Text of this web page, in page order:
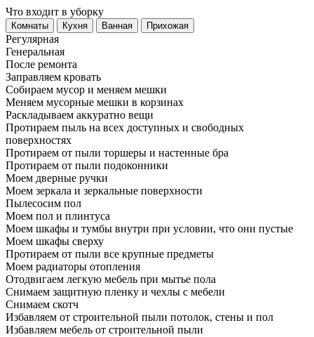
Что входит в уборку
Регу­лярная
Гене­ральная
После ремонта
Заправляем кровать
Собираем мусор и меняем мешки
Меняем мусорные мешки в корзинах
Раскладываем аккуратно вещи
Протираем пыль на всех доступных и свободных
поверхностях
Протираем от пыли торшеры и настенные бра
Протираем от пыли подоконники
Моем дверные ручки
Моем зеркала и зеркальные поверхности
Пылесосим пол
Моем пол и плинтуса
Моем шкафы и тумбы внутри при условии, что они пустые
Моем шкафы сверху
Протираем от пыли все крупные предметы
Моем радиаторы отопления
Отодвигаем легкую мебель при мытье пола
Снимаем защитную пленку и чехлы с мебели
Снимаем скотч
Избавляем от строительной пыли потолок, стены и пол
Избавляем мебель от строительной пыли